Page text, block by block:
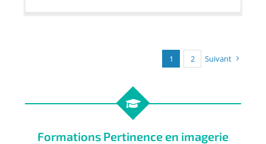
1 2 Suivant
Formations Pertinence en imagerie